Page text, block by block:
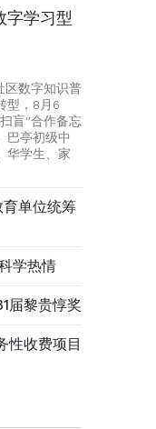
字学习型
区数字知识普
型，8月6
盲”合作备忘
巴亭初级中
华学生、家
单位统筹
学热情
届黎贵惇奖
性收费项目